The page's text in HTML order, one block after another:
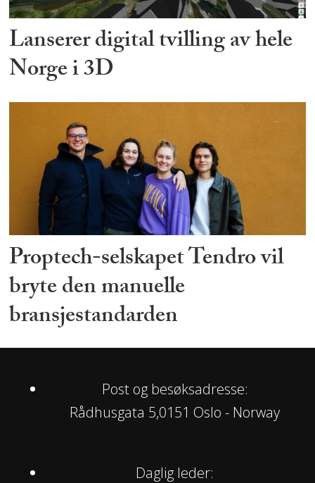
Lanserer digital tvilling av hele
Norge i 3D
Proptech-selskapet Tendro vil
bryte den manuelle
bransjestandarden
Post og besøksadresse:
Rådhusgata 5,0151 Oslo - Norway
Daglig leder: